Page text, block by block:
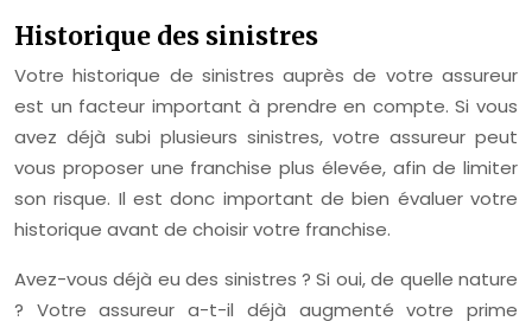
Historique des sinistres
Votre historique de sinistres auprès de votre assureur
est un facteur important à prendre en compte. Si vous
avez déjà subi plusieurs sinistres, votre assureur peut
vous proposer une franchise plus élevée, afin de limiter
son risque. Il est donc important de bien évaluer votre
historique avant de choisir votre franchise.
Avez-vous déjà eu des sinistres ? Si oui, de quelle nature
? Votre assureur a-t-il déjà augmenté votre prime